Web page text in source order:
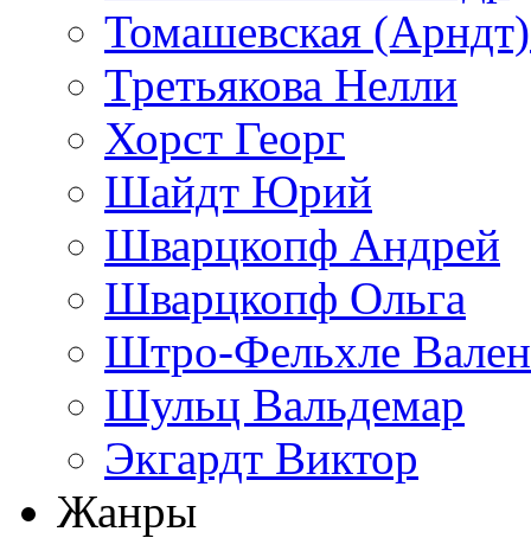
Томашевская
Третьякова Нелли
Хорст Георг
Шайдт Юрий
Шварцкопф Андрей
Шварцкопф Ольга
Штро-Фельхле
Шульц Вальдемар
Экгардт Виктор
Жанры